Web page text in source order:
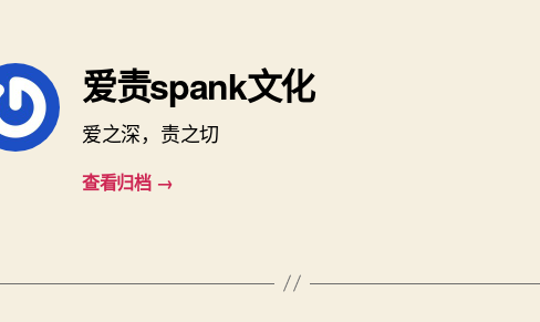
爱责spank文化
爱之深，责之切
查看归档 →